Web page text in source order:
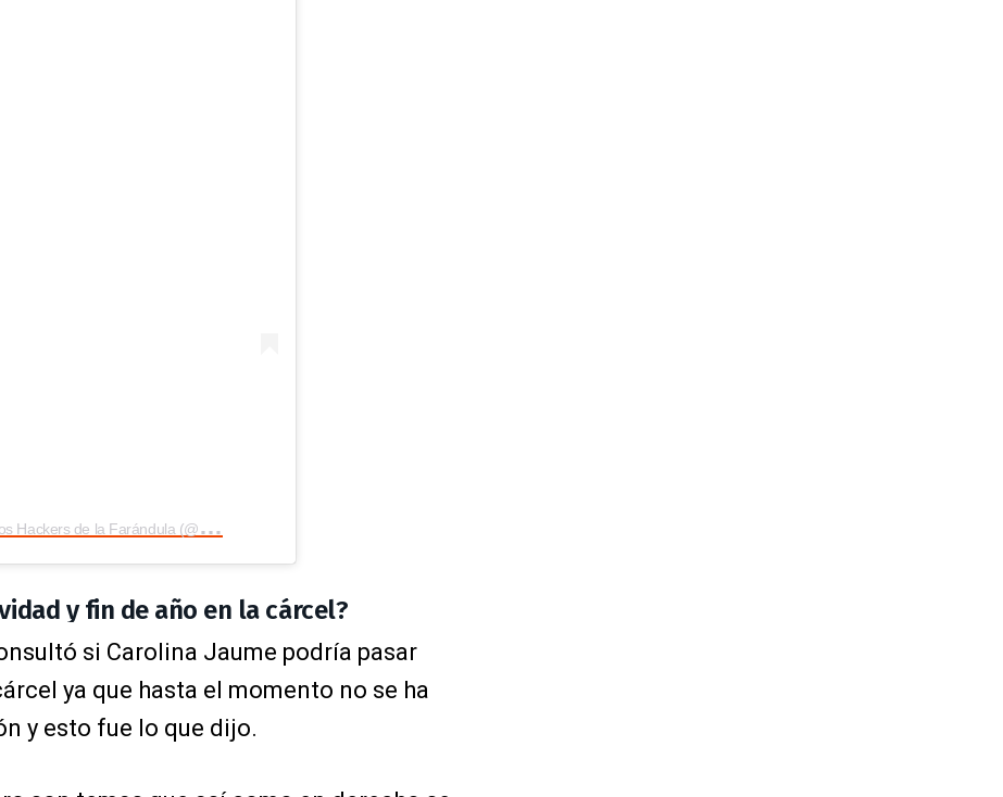
U
na publicación compartida por Los Hackers de la Farándula (@loshackersfarandula)
y fin de año en la cárcel?
si Carolina Jaume podría pasar
ya que hasta el momento no se ha
y esto fue lo que dijo.